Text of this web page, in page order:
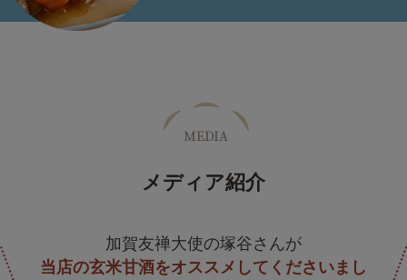
メディア紹介
加賀友禅大使の塚谷さんが
当店の玄米甘酒をオススメしてくださいまし